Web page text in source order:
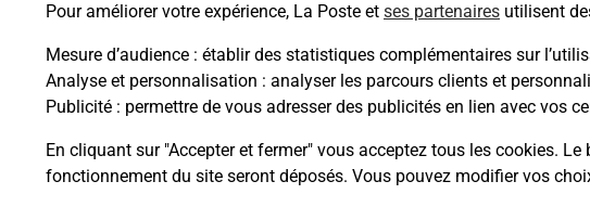
Pour améliorer votre expérience, La Poste et ses partenaires utilisent
Mesure d’audience : établir des statistiques complémentaires sur
Analyse et personnalisation : analyser les parcours clients et
Publicité : permettre de vous adresser des publicités en lien avec vos
En cliquant sur "Accepter et fermer" vous acceptez tous les cookies.
fonctionnement du site seront déposés. Vous pouvez modifier vos